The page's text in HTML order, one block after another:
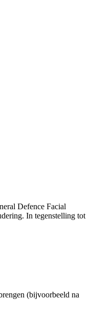
Defence Facial
In tegenstelling tot
(bijvoorbeeld na